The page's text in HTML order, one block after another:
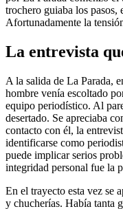
trochero guiaba los pasos,
Afortunadamente la
La entrevista
A la salida de La Parada,
hombre venía escoltado
equipo periodístico. Al
desertado. Se apreciaba
contacto con él, la
identificarse como
puede implicar serios
integridad personal fue la
En el trayecto esta vez se
y chucherías. Había tanta